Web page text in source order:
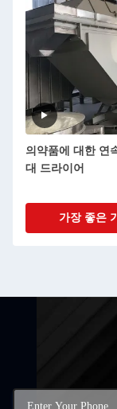
분말 액체 침